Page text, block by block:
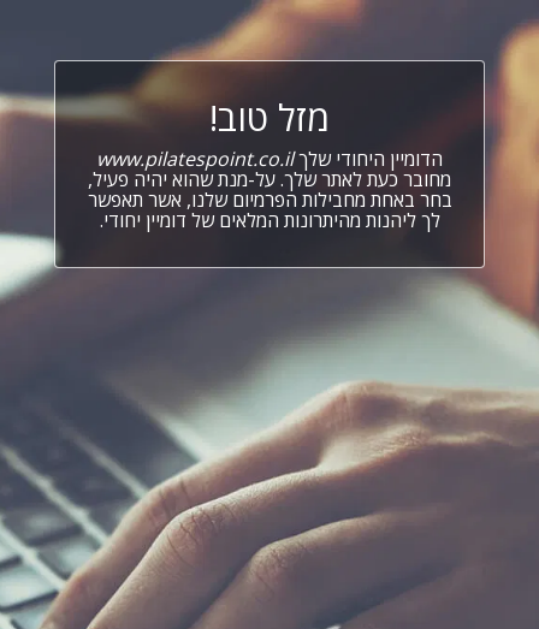
מזל טוב!
הדומיין היחודי שלךwww.pilatespoint.co.il
מחובר כעת לאתר שלך. על-מנת שהוא יהיה פעיל,
בחר באחת מחבילות הפרמיום שלנו, אשר תאפשר
לך ליהנות מהיתרונות המלאים של דומיין יחודי.